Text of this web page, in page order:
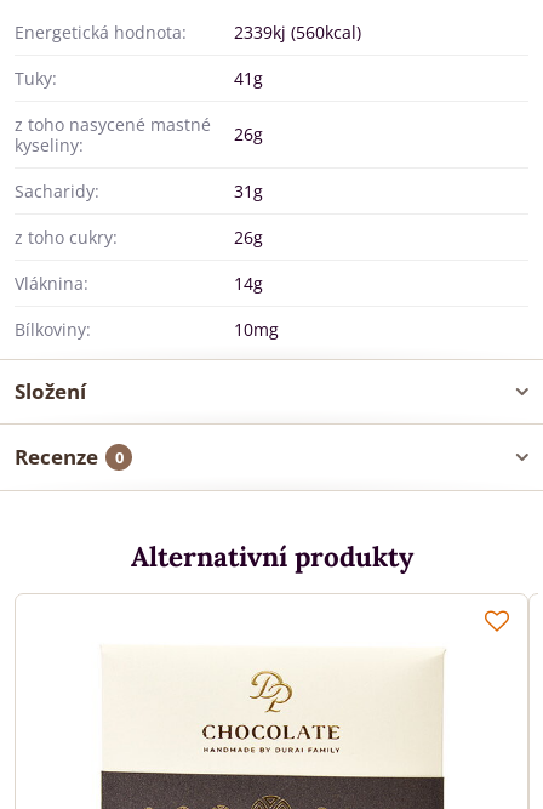
Energetická hodnota:
2339kj (560kcal)
Tuky:
41g
z toho nasycené mastné
kyseliny:
26g
Sacharidy:
31g
z toho cukry:
26g
Vláknina:
14g
Bílkoviny:
10mg
Složení
Recenze 0
Alternativní produkty